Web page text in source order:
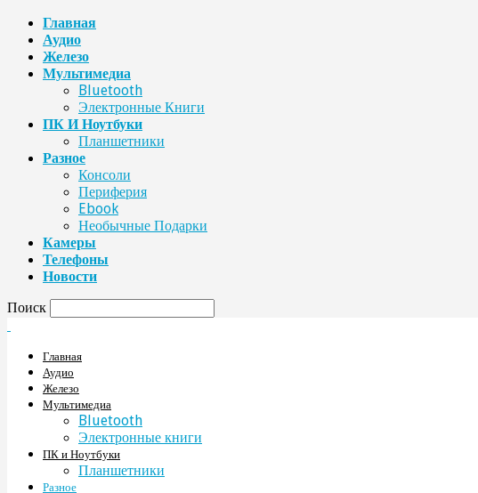
Главная
Аудио
Железо
Мультимедиа
Bluetooth
Электронные Книги
ПК И Ноутбуки
Планшетники
Разное
Консоли
Периферия
Ebook
Необычные Подарки
Камеры
Телефоны
Новости
Поиск
Главная
Аудио
Железо
Мультимедиа
Bluetooth
Электронные книги
ПК и Ноутбуки
Планшетники
Разное